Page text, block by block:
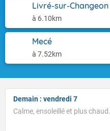
Livré-sur-Changeon
à 6.10km
Mecé
à 7.52km
Demain : vendredi 7
Calme, ensoleillé et plus chaud.